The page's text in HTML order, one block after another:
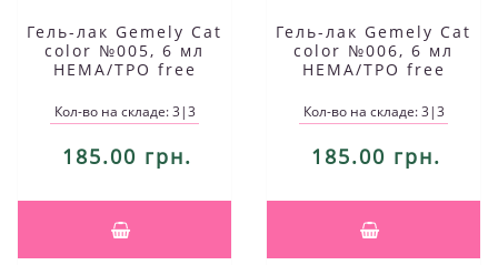
Гель-лак Gemely Cat
color №005, 6 мл
HEMA/TPO free
Кол-во на складе: 3|3
185.00 грн.
Гель-лак Gemely Cat
color №006, 6 мл
HEMA/TPO free
Кол-во на складе: 3|3
185.00 грн.